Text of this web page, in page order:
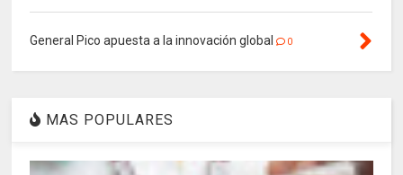
General Pico apuesta a la innovación global 0
MAS POPULARES